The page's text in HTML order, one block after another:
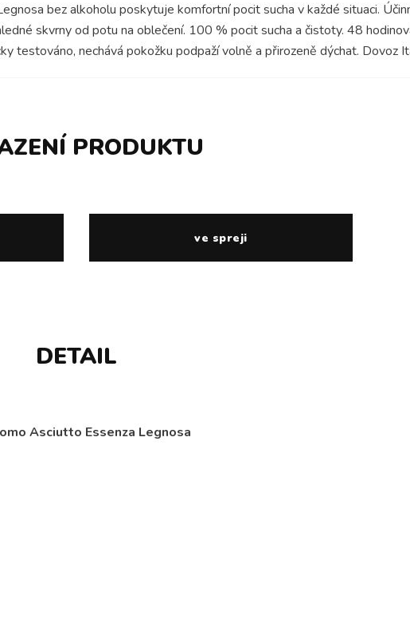
bez alkoholu poskytuje komfortní pocit sucha v každé situaci.
skvrny od potu na oblečení. 100 % pocit sucha a čistoty. 48
testováno, nechává pokožku podpaží volně a přirozeně dýchat. Dovoz
PRODUKTU
ve spreji
DETAIL
Asciutto Essenza Legnosa